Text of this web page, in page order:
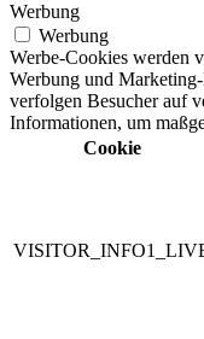
Werbung
Werbung
Werbe-Cookies werden
Werbung und
verfolgen Besucher auf
Informationen, um
Cookie